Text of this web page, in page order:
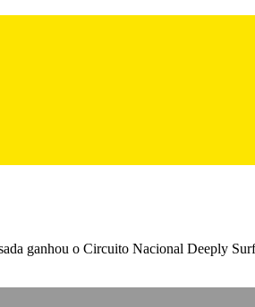
ganhou o Circuito Nacional Deeply